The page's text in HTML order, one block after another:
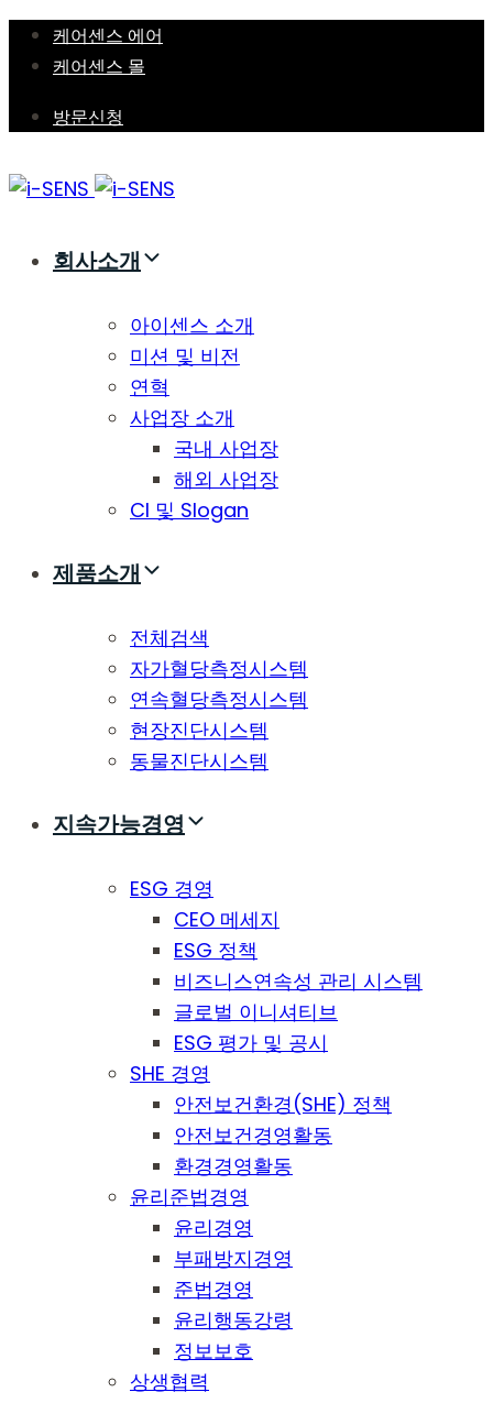
Skip
links
Skip
navigation
to
케어센스 에어
케어센스 몰
방문신청
회사소개
아이센스 소개
미션 및 비전
연혁
사업장 소개
국내 사업장
해외 사업장
CI 및 Slogan
제품소개
전체검색
자가혈당측정시스템
연속혈당측정시스템
현장진단시스템
동물진단시스템
지속가능경영
ESG 경영
CEO 메세지
ESG 정책
비즈니스연속성 관리 시스템
글로벌 이니셔티브
ESG 평가 및 공시
SHE 경영
안전보건환경(SHE) 정책
안전보건경영활동
환경경영활동
윤리준법경영
윤리경영
부패방지경영
준법경영
윤리행동강령
정보보호
상생협력